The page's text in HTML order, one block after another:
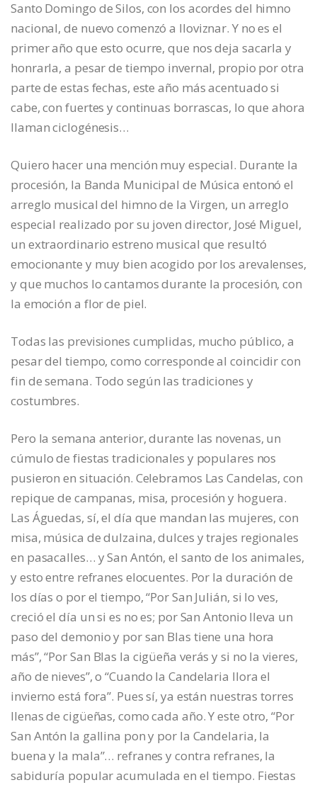
Santo Domingo de Silos, con los acordes del himno
nacional, de nuevo comenzó a lloviznar. Y no es el
primer año que esto ocurre, que nos deja sacarla y
honrarla, a pesar de tiempo invernal, propio por otra
parte de estas fechas, este año más acentuado si
cabe, con fuertes y continuas borrascas, lo que ahora
llaman ciclogénesis…
Quiero hacer una mención muy especial. Durante la
procesión, la Banda Municipal de Música entonó el
arreglo musical del himno de la Virgen, un arreglo
especial realizado por su joven director, José Miguel,
un extraordinario estreno musical que resultó
emocionante y muy bien acogido por los arevalenses,
y que muchos lo cantamos durante la procesión, con
la emoción a flor de piel.
Todas las previsiones cumplidas, mucho público, a
pesar del tiempo, como corresponde al coincidir con
fin de semana. Todo según las tradiciones y
costumbres.
Pero la semana anterior, durante las novenas, un
cúmulo de fiestas tradicionales y populares nos
pusieron en situación. Celebramos Las Candelas, con
repique de campanas, misa, procesión y hoguera.
Las Águedas, sí, el día que mandan las mujeres, con
misa, música de dulzaina, dulces y trajes regionales
en pasacalles… y San Antón, el santo de los animales,
y esto entre refranes elocuentes. Por la duración de
los días o por el tiempo, “Por San Julián, si lo ves,
creció el día un si es no es; por San Antonio lleva un
paso del demonio y por san Blas tiene una hora
más”, “Por San Blas la cigüeña verás y si no la vieres,
año de nieves”, o “Cuando la Candelaria llora el
invierno está fora”. Pues sí, ya están nuestras torres
llenas de cigüeñas, como cada año. Y este otro, “Por
San Antón la gallina pon y por la Candelaria, la
buena y la mala”… refranes y contra refranes, la
sabiduría popular acumulada en el tiempo. Fiestas